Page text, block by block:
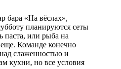
бара «На вёслах»,
планируются сеты
паста, или рыба на
Команде конечно
слаженностью и
кухни, но все условия